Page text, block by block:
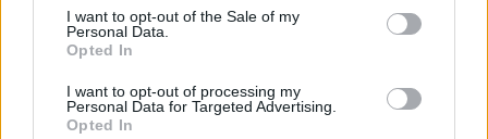
consent section.
I want to opt-out of the Sale of my
Personal Data.
Opted In
I want to opt-out of processing my
Personal Data for Targeted Advertising.
Opted In
Döbbenet: azért ütközött össze két vadászrepülő,
mert a pilóták mobillal fotóztak és videóztak
Egyikük előre be is jelentette, hogy a mobilját repülés
közben nyomkodni fogja, hogy minél jobb felvételeket...